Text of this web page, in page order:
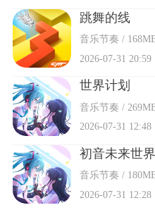
跳舞的线
音乐节奏 /
2026-07-31 20:59
世界计划
音乐节奏 /
2026-07-31 12:48
初音未来世
音乐节奏 /
2026-07-31 12:28